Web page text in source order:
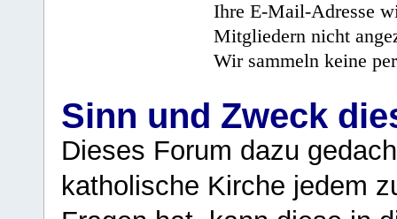
Ihre E-Mail-Adresse
Mitgliedern nicht
Wir sammeln keine
Sinn und Zweck
Dieses Forum dazu
katholische Kirche jedem